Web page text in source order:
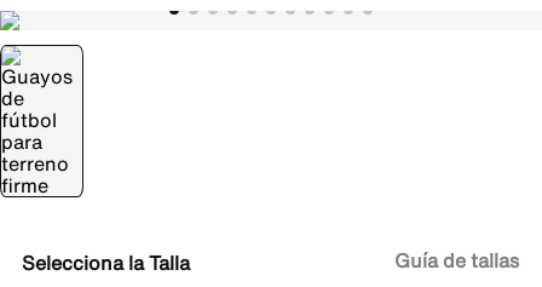
Talla Guía de tallas